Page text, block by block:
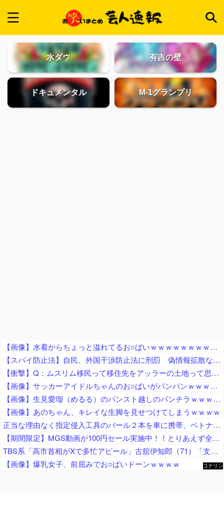
水ダウ 有吉の壁
ドキュメンタル M-1グランプリ
【画像】水着からちょっと溢れてるお○ぱいｗｗｗｗｗｗｗｗｗｗｗ
【スパイ防止法】自民、外国干渉防止法に刑罰 偽情報拡散などの不当干渉を防止 これに反対する政党はどこかな？
【衝撃】Q：ムスリム移民って移住先をアッラーの土地って思ってるの？ → 衝撃の回答がコチラ → ｗｗｗｗｗｗｗｗｗｗｗｗｗｗ
【画像】サッカーアイドルちゃんのお○ぱいがパンパンｗｗｗｗｗｗｗｗｗｗｗｗ
【画像】生見愛瑠（めるる）のパンスト越しのパンチラｗｗｗｗｗ
【画像】あのちゃん、キレイな生脚を見せつけてしまうｗｗｗｗ
正当な理由なく指定侵入工具のバール２本を車に携帯、ベトナム国籍２人（無職・職業不詳）逮捕 福島
【期間限定】MGS動画が100円セール実施中！！とりあえず全部買うやろｗｗｗｗｗ
TBS系「高市首相がXで多忙アピール」古舘伊知郎（71）「支持率下がってますんで、国民の同情を誘ってるな、と思います」「いいねの数だけ涙をぬぐえる、そういう思いで書いてらっしゃるのかも」
【画像】爆乳女子、前屈みでお○ぱいドーンｗｗｗｗ
コテリン